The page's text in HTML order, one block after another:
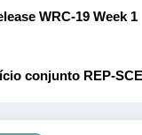
WRC-19 Week 1
conjunto REP-